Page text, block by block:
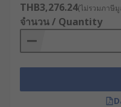
THB3,276.24(ไม่รวมภาษีมู
จำนวน / Quantity